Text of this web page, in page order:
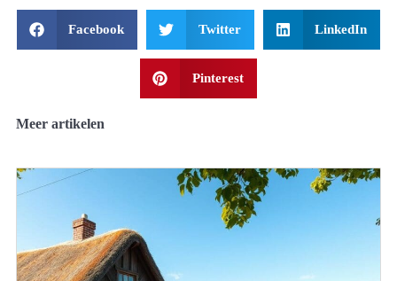
Facebook Twitter LinkedIn
Pinterest
Meer artikelen